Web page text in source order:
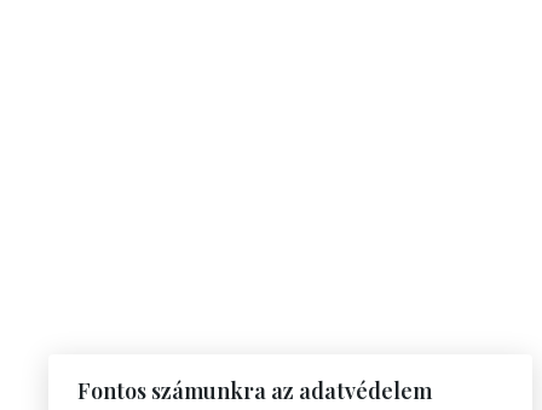
Fontos számunkra az adatvédelem